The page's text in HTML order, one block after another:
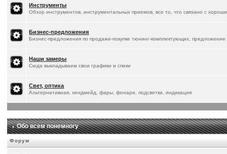
Инструменты
Обзор инструментов, инструментальных приемов, все то, что связано с
Бизнес-предложения
Бизнес-предложения по продаже-покупке тюнинг-комплектующих, предложение
Наши замеры
Сюда выкладываем свои графики и спеки
Свет, оптика
Альтернативная, хендмейд, фары, фонари, подсветки, индикация
Обо всем понемногу
Форум